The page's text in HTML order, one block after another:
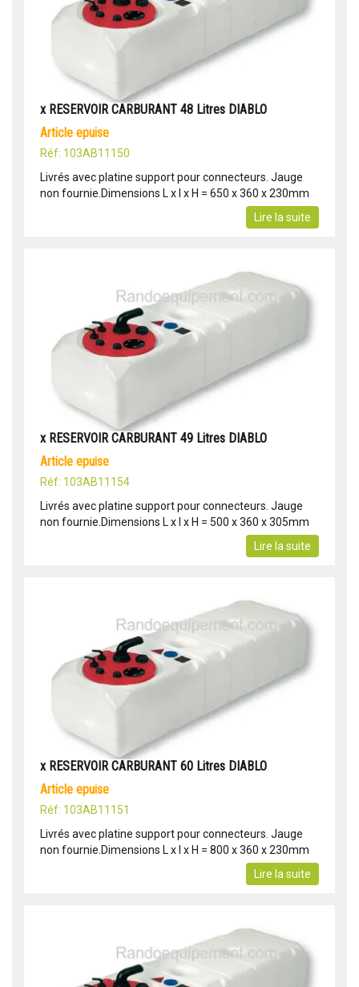
x RESERVOIR CARBURANT 48 Litres DIABLO
article epuise
Réf: 103AB11150
Livrés avec platine support pour connecteurs. Jauge
non fournie.Dimensions L x l x H = 650 x 360 x 230mm
Lire la suite
x RESERVOIR CARBURANT 49 Litres DIABLO
article epuise
Réf: 103AB11154
Livrés avec platine support pour connecteurs. Jauge
non fournie.Dimensions L x l x H = 500 x 360 x 305mm
Lire la suite
x RESERVOIR CARBURANT 60 Litres DIABLO
article epuise
Réf: 103AB11151
Livrés avec platine support pour connecteurs. Jauge
non fournie.Dimensions L x l x H = 800 x 360 x 230mm
Lire la suite